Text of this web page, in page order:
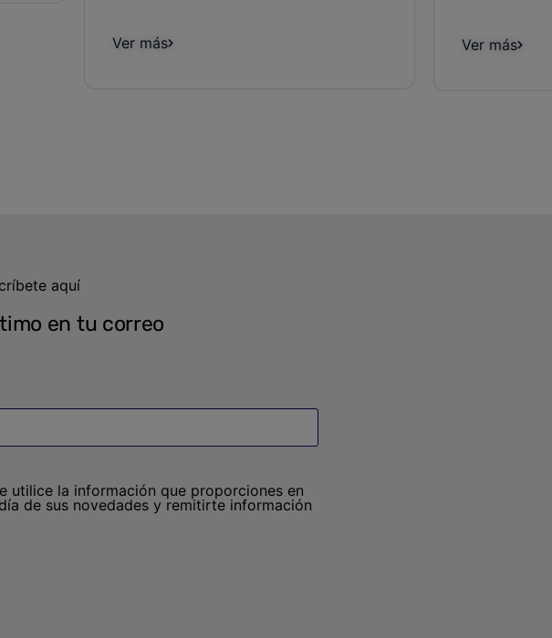
Ver más Ver más
aquí
en tu correo
utilice la información que proporciones en
de sus novedades y remitirte información